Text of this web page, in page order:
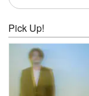
Pick Up!